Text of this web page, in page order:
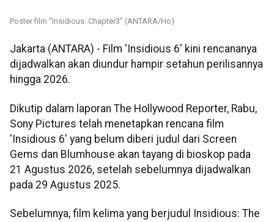
Poster film "Insidious: Chapter3" (ANTARA/Ho)
Jakarta (ANTARA) - Film 'Insidious 6' kini rencananya
dijadwalkan akan diundur hampir setahun perilisannya
hingga 2026.
Dikutip dalam laporan The Hollywood Reporter, Rabu,
Sony Pictures telah menetapkan rencana film
'Insidious 6' yang belum diberi judul dari Screen
Gems dan Blumhouse akan tayang di bioskop pada
21 Agustus 2026, setelah sebelumnya dijadwalkan
pada 29 Agustus 2025.
Sebelumnya, film kelima yang berjudul Insidious: The